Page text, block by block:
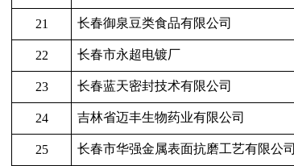
21 长春御泉豆类食品有限公司
22 长春市永超电镀厂
23 长春蓝天密封技术有限公司
24 吉林省迈丰生物药业有限公司
25 长春市华强金属表面抗磨工艺有限公司